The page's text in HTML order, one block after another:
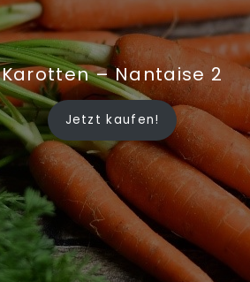
Karotten – Nantaise 2
Jetzt kaufen!